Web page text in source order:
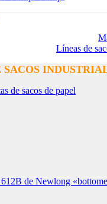
Líneas de
de sacos de papel
de Newlong